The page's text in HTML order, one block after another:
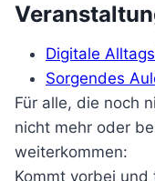
Digitale
Sorgendes
Für alle, die noch
nicht mehr oder
weiterkommen:
Kommt vorbei